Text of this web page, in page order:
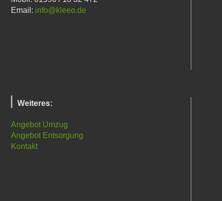
Email: info@kleeo.de
Weiteres:
Angebot Umzug
Angebot Entsorgung
Kontakt